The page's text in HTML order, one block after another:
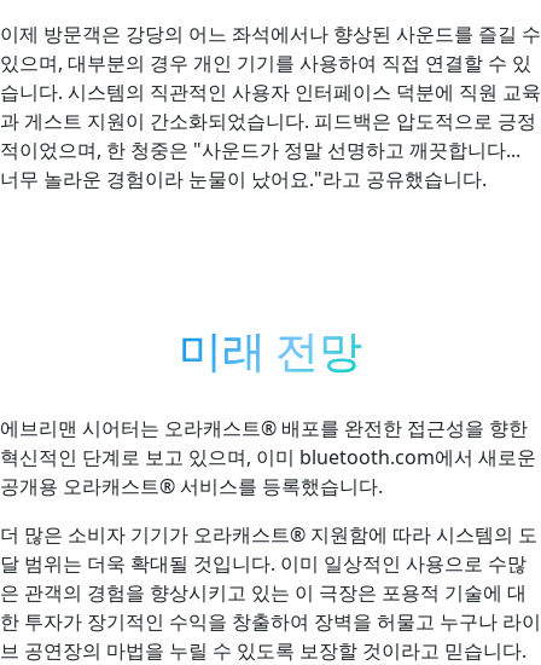
이제 방문객은 강당의 어느 좌석에서나 향상된 사운드를 즐길 수
있으며, 대부분의 경우 개인 기기를 사용하여 직접 연결할 수 있
습니다. 시스템의 직관적인 사용자 인터페이스 덕분에 직원 교육
과 게스트 지원이 간소화되었습니다. 피드백은 압도적으로 긍정
적이었으며, 한 청중은 "사운드가 정말 선명하고 깨끗합니다...
너무 놀라운 경험이라 눈물이 났어요."라고 공유했습니다.
미래 전망
에브리맨 시어터는 오라캐스트® 배포를 완전한 접근성을 향한
혁신적인 단계로 보고 있으며, 이미 bluetooth.com에서 새로운
공개용 오라캐스트® 서비스를 등록했습니다.
더 많은 소비자 기기가 오라캐스트® 지원함에 따라 시스템의 도
달 범위는 더욱 확대될 것입니다. 이미 일상적인 사용으로 수많
은 관객의 경험을 향상시키고 있는 이 극장은 포용적 기술에 대
한 투자가 장기적인 수익을 창출하여 장벽을 허물고 누구나 라이
브 공연장의 마법을 누릴 수 있도록 보장할 것이라고 믿습니다.